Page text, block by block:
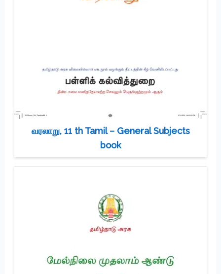
வரலாறு, 11 th Tamil – General Subjects
book